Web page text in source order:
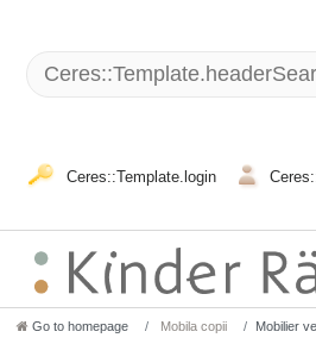
Ceres::Template.login
Go to homepage Mobila copii Mobilier